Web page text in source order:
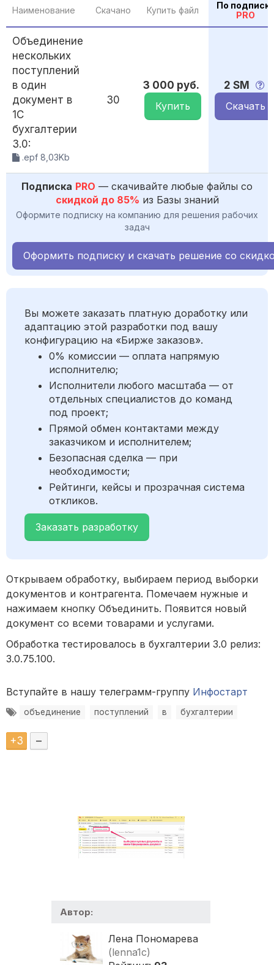
Наименование Скачано Купить файл
По
PRO
Объединение
нескольких
поступлений
в один
документ в
1С
бухгалтерии
3.0:
.epf 8,03Kb
30
3 000 руб.
Купить
2 SM
Скачать
Подписка PRO — скачивайте любые файлы со
скидкой до 85% из Базы знаний
Оформите подписку на компанию для решения рабочих
задач
Оформить подписку и скачать решение со
Вы можете заказать платную доработку или
адаптацию этой разработки под вашу
конфигурацию на «Бирже заказов».
0% комиссии — оплата напрямую
исполнителю;
Исполнители любого масштаба — от
отдельных специалистов до команд
под проект;
Прямой обмен контактами между
заказчиком и исполнителем;
Безопасная сделка — при
необходимости;
Рейтинги, кейсы и прозрачная система
откликов.
Заказать разработку
Открываем обработку, выбираем период выборки
документов и контрагента. Помечаем нужные и
нажимаем кнопку Объединить. Появится новый
документ со всеми товарами и услугами.
Обработка тестировалось в бухгалтерии 3.0 релиз:
3.0.75.100.
Вступайте в нашу телеграмм-группу Инфостарт
объединение поступлений в бухгалтерии
+3 –
Автор:
Лена Пономарева
(lenna1c)